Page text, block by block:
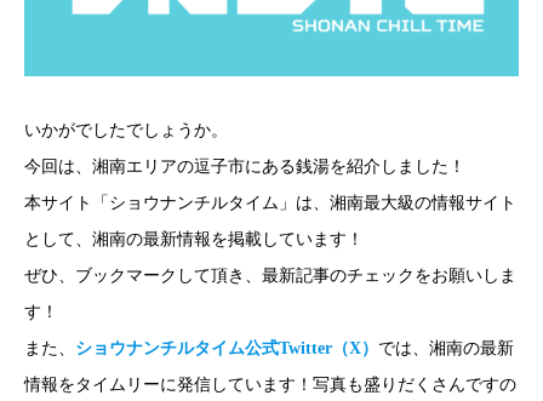
いかがでしたでしょうか。
今回は、湘南エリアの逗子市にある銭湯を紹介しました！
本サイト「ショウナンチルタイム」は、湘南最大級の情報サイト
として、湘南の最新情報を掲載しています！
ぜひ、ブックマークして頂き、最新記事のチェックをお願いしま
す！
また、 ショウナンチルタイム公式Twitter（X） では、湘南の最新
情報をタイムリーに発信しています！写真も盛りだくさんですの